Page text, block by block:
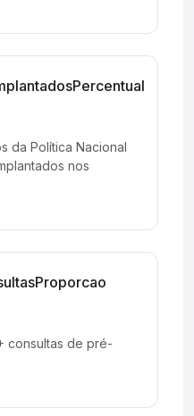
da Política Nacional
nos
consultas de pré-